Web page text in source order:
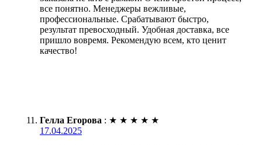
все понятно. Менеджеры вежливые,
профессиональные. Срабатывают быстро,
результат превосходный. Удобная доставка, все
пришло вовремя. Рекомендую всем, кто ценит
качество!
Гелла Егорова : ★ ★ ★ ★ ★
17.04.2025